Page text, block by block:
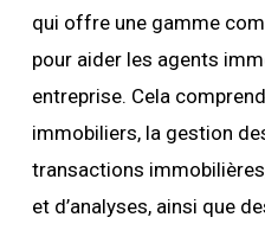
qui offre une gamme
pour aider les agents
entreprise. Cela
immobiliers, la gestion
transactions
et d’analyses, ainsi que